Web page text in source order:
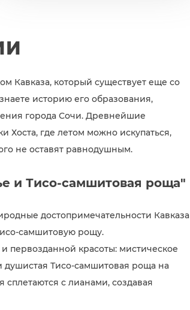
Кавказа, который существует еще со
историю его образования,
города Сочи. Древнейшие
Хоста, где летом можно искупаться,
не оставят равнодушным.
и Тисо-самшитовая роща"
достопримечательности Кавказа
самшитовую рощу.
первозданной красоты: мистическое
душистая Тисо-самшитовая роща на
с лианами, создавая